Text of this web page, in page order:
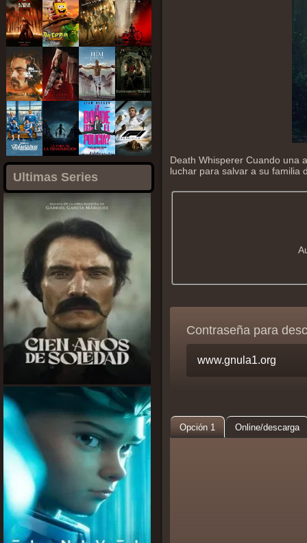
Ultimas Series
Death Whisperer Cuando una
luchar para salvar a su familia
Contraseña para
Opción 1 Online/descarga